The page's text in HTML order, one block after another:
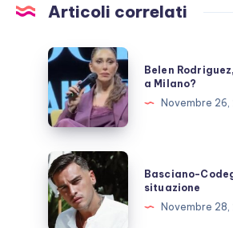
Articoli correlati
Belen
Rodriguez,
cosa
le
successo
a
Milano?
Belen
a Milano?
Novembre 26,
Basciano-
Codegoni,
il
punto
Basciano-
situazione
Novembre